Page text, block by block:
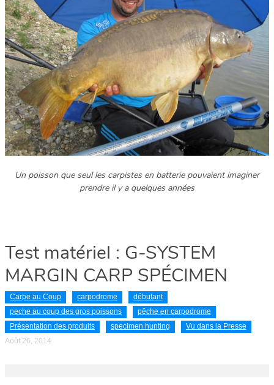
Un poisson que seul les carpistes en batterie pouvaient imaginer
prendre il y a quelques années
Test matériel : G-SYSTEM
MARGIN CARP SPÉCIMEN
Carpe au Coup carpodrome
débutant
peche au coup des gros poissons
pêche en carpodrome
Présentation des produits
specimen hunting
Vu dans la Presse
Août 26, 2014